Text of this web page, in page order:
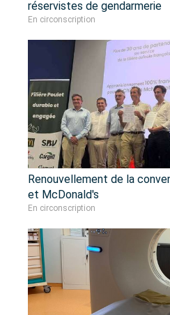
réservistes de gendarmerie
En circonscription
Renouvellement de la
et McDonald's
En circonscription